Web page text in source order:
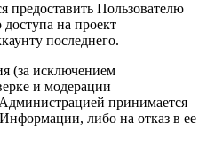
предоставить Пользователю
на проект
последнего.
(за исключением
и модерации
принимается
либо на отказ в ее